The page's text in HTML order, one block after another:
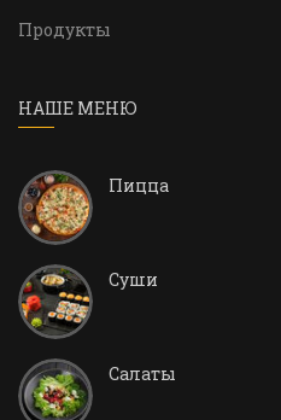
Продукты
НАШЕ МЕНЮ
Пицца
Суши
Салаты